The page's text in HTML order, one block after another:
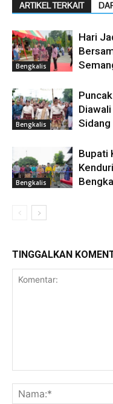
ARTIKEL TERKAIT
Bengkalis
Hari
Bengkalis
Bengkalis
Bupati
TINGGALKAN